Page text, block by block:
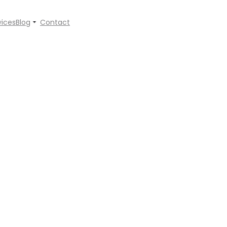
Blog Contact